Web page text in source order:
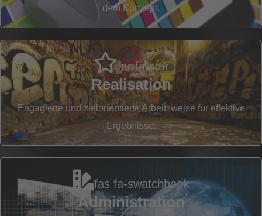
dem Konzept.
far fa-star
Realisation
Engagierte und zielorientierte Arbeitsweise für effektive
Ergebnisse.
fas fa-swatchbook
Administration